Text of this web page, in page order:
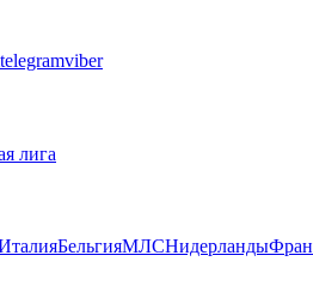
telegramviber
лига
БельгияМЛСНидерланды